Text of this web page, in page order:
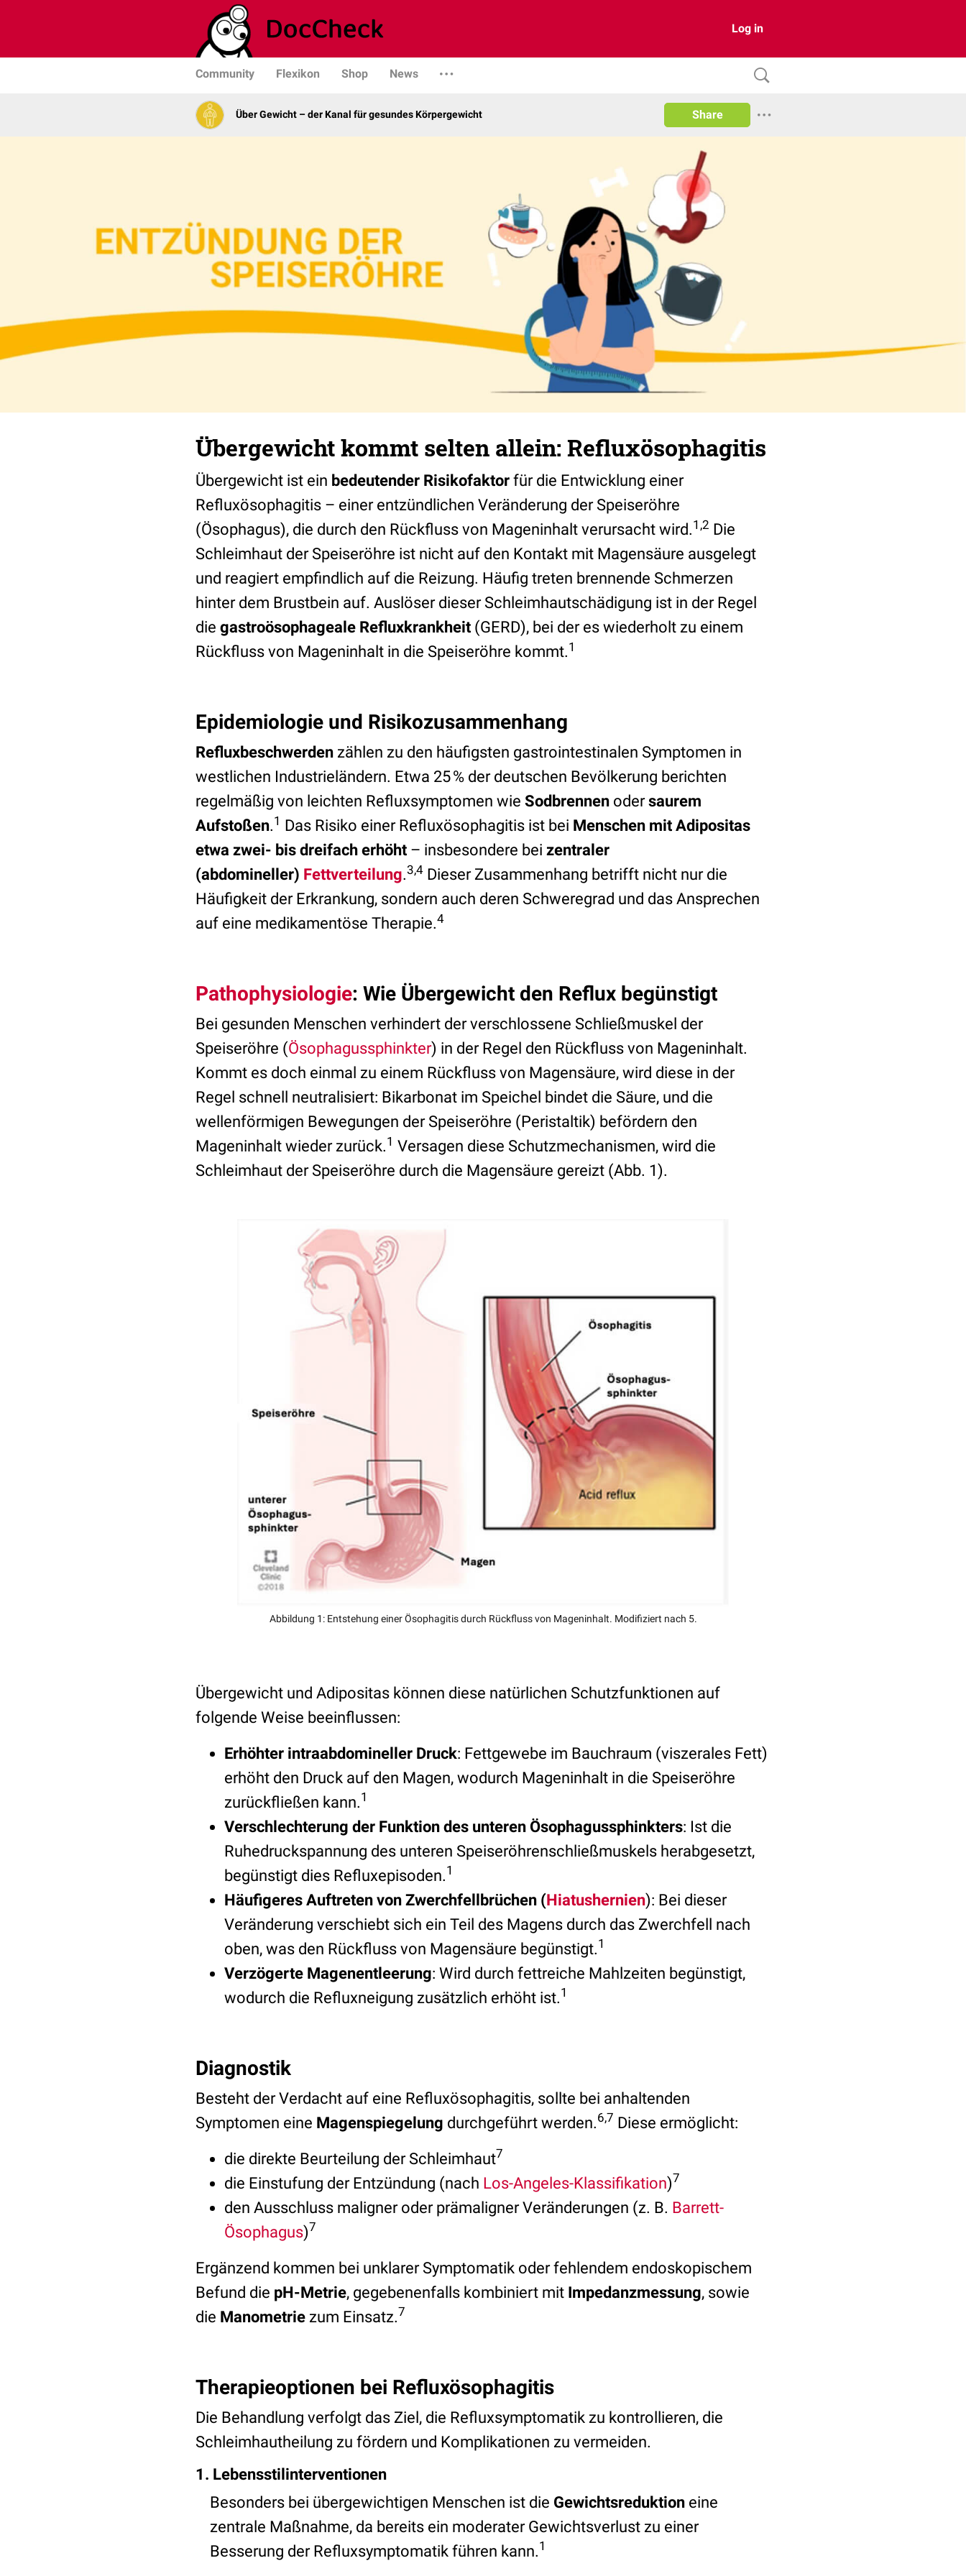
Log in
Community Flexikon Shop News
Über Gewicht – der Kanal für gesundes Körpergewicht Share
Übergewicht kommt selten allein: Refluxösophagitis
Übergewicht ist ein bedeutender Risikofaktor für die Entwicklung einer
Refluxösophagitis – einer entzündlichen Veränderung der Speiseröhre
(Ösophagus), die durch den Rückfluss von Mageninhalt verursacht wird.1 ,2 Die
Schleimhaut der Speiseröhre ist nicht auf den Kontakt mit Magensäure ausgelegt
und reagiert empfindlich auf die Reizung. Häufig treten brennende Schmerzen
hinter dem Brustbein auf. Auslöser dieser Schleimhautschädigung ist in der Regel
die gastroösophageale Refluxkrankheit (GERD), bei der es wiederholt zu einem
Rückfluss von Mageninhalt in die Speiseröhre kommt.1
Epidemiologie und Risikozusammenhang
Refluxbeschwerden zählen zu den häufigsten gastrointestinalen Symptomen in
westlichen Industrieländern. Etwa 25 % der deutschen Bevölkerung berichten
regelmäßig von leichten Refluxsymptomen wie Sodbrennen odersaurem
Aufstoßen.1 Das Risiko einer Refluxösophagitis ist bei Menschen mit Adipositas
etwa zwei- bis dreifach erhöht – insbesondere bei zentraler
(abdomineller) Fettverteilung.3,4 Dieser Zusammenhang betrifft nicht nur die
Häufigkeit der Erkrankung, sondern auch deren Schweregrad und das Ansprechen
auf eine medikamentöse Therapie.4
Pathophysiologie: Wie Übergewicht den Reflux begünstigt
Bei gesunden Menschen verhindert der verschlossene Schließmuskel der
Speiseröhre (Ösophagussphinkter) in der Regel den Rückfluss von Mageninhalt.
Kommt es doch einmal zu einem Rückfluss von Magensäure, wird diese in der
Regel schnell neutralisiert: Bikarbonat im Speichel bindet die Säure, und die
wellenförmigen Bewegungen der Speiseröhre (Peristaltik) befördern den
Mageninhalt wieder zurück.1 Versagen diese Schutzmechanismen, wird die
Schleimhaut der Speiseröhre durch die Magensäure gereizt (Abb. 1).
Abbildung 1: Entstehung einer Ösophagitis durch Rückfluss von Mageninhalt. Modifiziert nach 5.
Übergewicht und Adipositas können diese natürlichen Schutzfunktionen auf
folgende Weise beeinflussen:
Erhöhter intraabdomineller Druck: Fettgewebe im Bauchraum (viszerales Fett)
erhöht den Druck auf den Magen, wodurch Mageninhalt in die Speiseröhre
zurückfließen kann.1
Verschlechterung der Funktion des unteren Ösophagussphinkters: Ist die
Ruhedruckspannung des unteren Speiseröhrenschließmuskels herabgesetzt,
begünstigt dies Refluxepisoden.1
Häufigeres Auftreten von Zwerchfellbrüchen (Hiatushernien): Bei dieser
Veränderung verschiebt sich ein Teil des Magens durch das Zwerchfell nach
oben, was den Rückfluss von Magensäure begünstigt.1
Verzögerte Magenentleerung: Wird durch fettreiche Mahlzeiten begünstigt,
wodurch die Refluxneigung zusätzlich erhöht ist.1
Diagnostik
Besteht der Verdacht auf eine Refluxösophagitis, sollte bei anhaltenden
Symptomen eine Magenspiegelung durchgeführt werden.6,7 Diese ermöglicht:
die direkte Beurteilung der Schleimhaut7
die Einstufung der Entzündung (nach Los-Angeles-Klassifikation)7
den Ausschluss maligner oder prämaligner Veränderungen (z. B. Barrett-
Ösophagus)7
Ergänzend kommen bei unklarer Symptomatik oder fehlendem endoskopischem
Befund die pH-Metrie, gegebenenfalls kombiniert mit Impedanzmessung, sowie
die Manometrie zum Einsatz.7
Therapieoptionen bei Refluxösophagitis
Die Behandlung verfolgt das Ziel, die Refluxsymptomatik zu kontrollieren, die
Schleimhautheilung zu fördern und Komplikationen zu vermeiden.
1. Lebensstilinterventionen
Besonders bei übergewichtigen Menschen ist die Gewichtsreduktion eine
zentrale Maßnahme, da bereits ein moderater Gewichtsverlust zu einer
Besserung der Refluxsymptomatik führen kann.1